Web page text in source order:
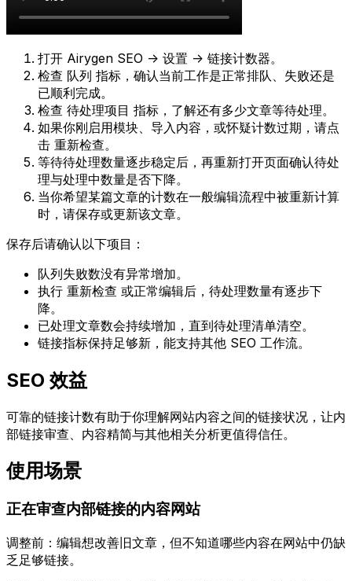
打开 Airygen SEO -> 设置 -> 链接计数器。
检查 队列 指标，确认当前工作是正常排队、失败还是
已顺利完成。
检查 待处理项目 指标，了解还有多少文章等待处理。
如果你刚启用模块、导入内容，或怀疑计数过期，请点
击 重新检查。
等待待处理数量逐步稳定后，再重新打开页面确认待处
理与处理中数量是否下降。
当你希望某篇文章的计数在一般编辑流程中被重新计算
时，请保存或更新该文章。
保存后请确认以下项目：
队列失败数没有异常增加。
执行 重新检查 或正常编辑后，待处理数量有逐步下
降。
已处理文章数会持续增加，直到待处理清单清空。
链接指标保持足够新，能支持其他 SEO 工作流。
SEO 效益
可靠的链接计数有助于你理解网站内容之间的链接状况，让内
部链接审查、内容精简与其他相关分析更值得信任。
使用场景
正在审查内部链接的内容网站
调整前：编辑想改善旧文章，但不知道哪些内容在网站中仍缺
乏足够链接。